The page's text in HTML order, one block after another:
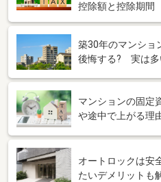
控除額と控除期間
築30年のマンショ
後悔する? 実は多
マンションの固定
や途中で上がる理
オートロックは安
たいデメリットも